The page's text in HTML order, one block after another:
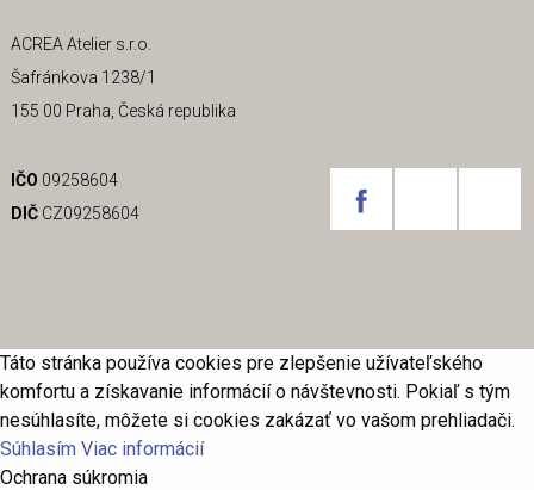
ACREA Atelier s.r.o.
Šafránkova 1238/1
155 00 Praha, Česká republika
IČO 09258604
DIČCZ09258604
Táto stránka používa cookies pre zlepšenie užívateľského
komfortu a získavanie informácií o návštevnosti. Pokiaľ s tým
nesúhlasíte, môžete si cookies zakázať vo vašom prehliadači.
Súhlasím Viac informácií
Ochrana súkromia